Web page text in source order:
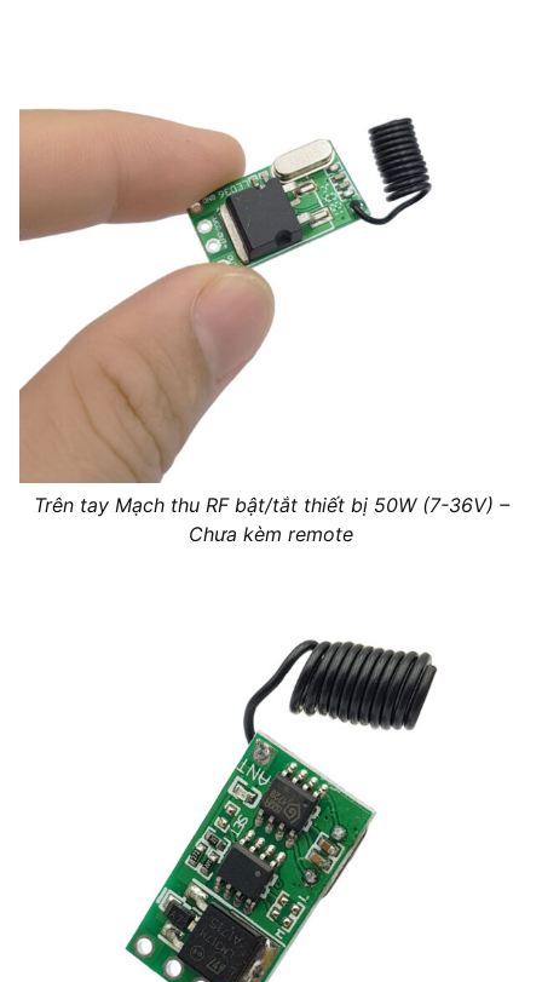
Trên tay Mạch thu RF bật/tắt thiết bị 50W (7-36V) –
Chưa kèm remote